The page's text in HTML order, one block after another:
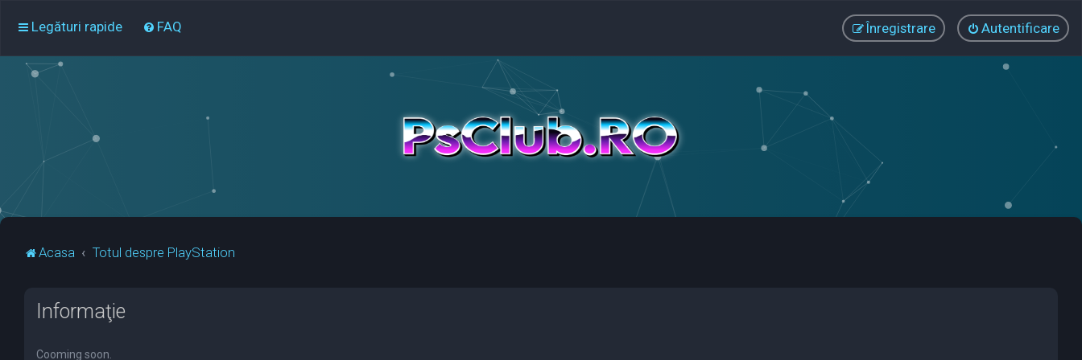
Legături rapide FAQ Autentificare
Înregistrare
Acasa Totul despre PlayStation
Informaţie
Cooming soon.